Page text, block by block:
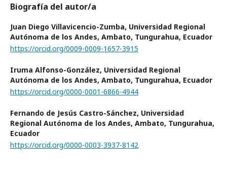
Biografía del autor/a
Juan Diego Villavicencio-Zumba, Universidad Regional
Autónoma de los Andes, Ambato, Tungurahua, Ecuador
https://orcid.org/0009-0009-1657-3915
Iruma Alfonso-González, Universidad Regional
Autónoma de los Andes, Ambato, Tungurahua, Ecuador
https://orcid.org/0000-0001-6866-4944
Fernando de Jesús Castro-Sánchez, Universidad
Regional Autónoma de los Andes, Ambato, Tungurahua,
Ecuador
https://orcid.org/0000-0003-3937-8142